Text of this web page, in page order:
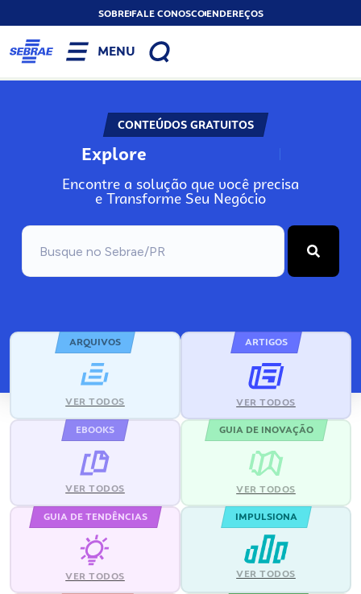
SOBREFALE CONOSCOENDEREÇOS
MENU
CONTEÚDOS GRATUITOS
Explore N
Encontre a solução que você precisa
e Transforme Seu Negócio
ARQUIVOS
VER TODOS
ARTIGOS
VER TODOS
EBOOKS
VER TODOS
GUIA DE INOVAÇÃO
VER TODOS
GUIA DE TENDÊNCIAS
VER TODOS
IMPULSIONA
VER TODOS